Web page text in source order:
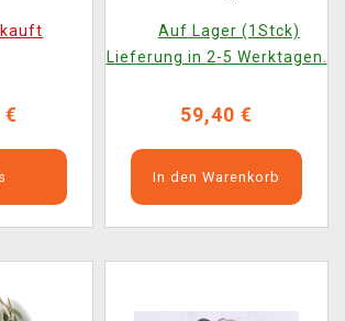
€
Auf Lager (1Stck)
Lieferung in 2-5 Werktagen.
59,40 €
In den Warenkorb